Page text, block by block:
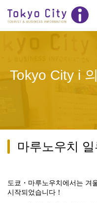
Tokyo City i
마루노우치
도쿄・마루노우치에서는 겨
시작되었습니다！